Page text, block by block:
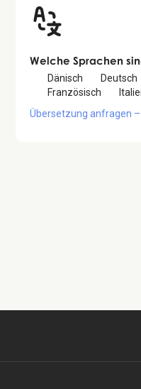
Welche Sprachen
Dänisch Deutsch
Französisch
Übersetzung anfragen –